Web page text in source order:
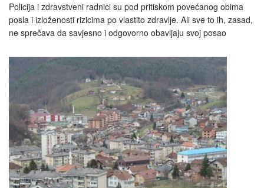
Policija i zdravstveni radnici su pod pritiskom povećanog obima
posla i izloženosti rizicima po vlastito zdravlje. Ali sve to ih, zasad,
ne sprečava da savjesno i odgovorno obavljaju svoj posao